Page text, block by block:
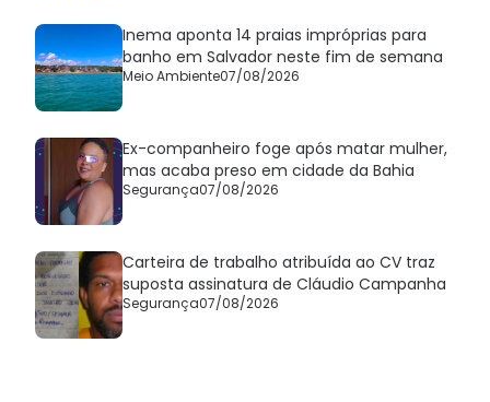
Inema aponta 14 praias impróprias para
banho em Salvador neste fim de semana
Meio Ambiente07/08/2026
Ex-companheiro foge após matar mulher,
mas acaba preso em cidade da Bahia
Segurança07/08/2026
Carteira de trabalho atribuída ao CV traz
suposta assinatura de Cláudio Campanha
Segurança07/08/2026